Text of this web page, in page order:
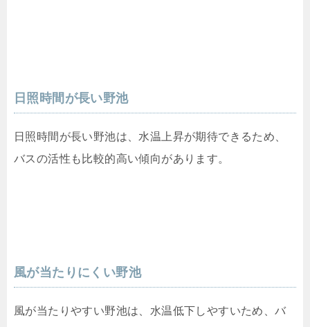
日照時間が長い野池
日照時間が長い野池は、水温上昇が期待できるため、
バスの活性も比較的高い傾向があります。
風が当たりにくい野池
風が当たりやすい野池は、水温低下しやすいため、バ